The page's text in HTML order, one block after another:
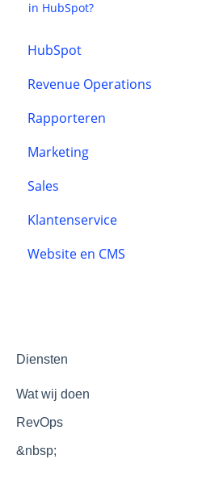
in HubSpot?
HubSpot
CRM
Onboarding
Revenue Operations
Rapporteren
Marketing
HubSpot content tools
Marketing automation
Marketingstrategie
Sales
Automatisering
Leads
Klantenservice
Reviews
Chatflows
Website en CMS
Development
Optimalisatie
Diensten
Wat wij doen
RevOps
&nbsp;